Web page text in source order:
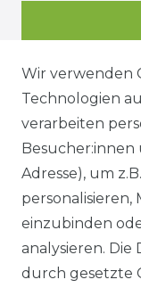
Wir verwenden
Technologien
verarbeiten
Besucher:innen
Adresse), um
einzubinden
analysieren.
durch gesetzte